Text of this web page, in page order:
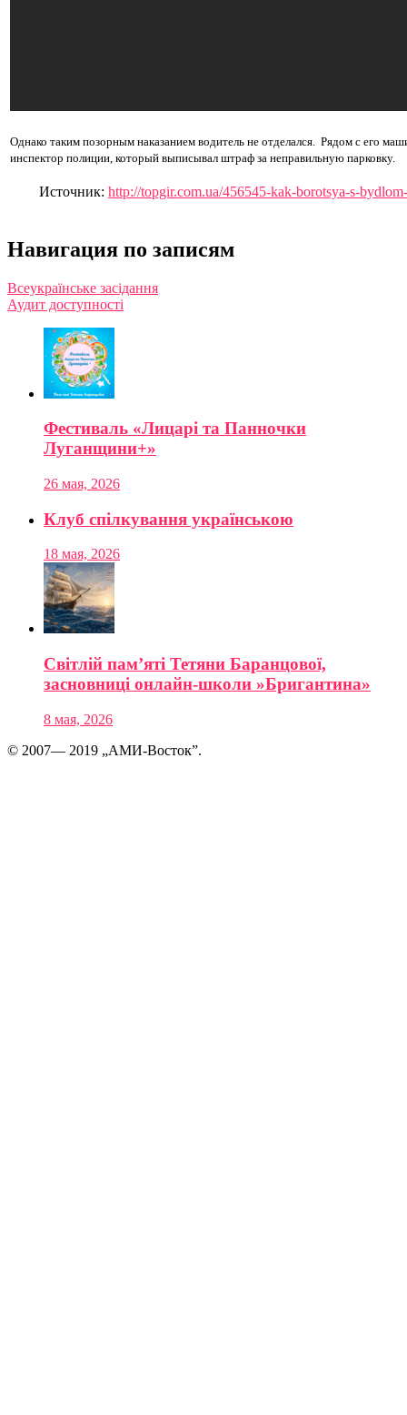
Однако таким позорным наказанием водитель не отделался. Рядом с его
инспектор полиции, который выписывал штраф за неправильную парковку.
Источник: http://topgir.com.ua/456545-kak-borotsya-s-
Навигация по записям
Всеукраїнське засідання
Аудит доступності
Фестиваль «Лицарі та Панночки
Луганщини+»
26 мая, 2026
Клуб спілкування українською
18 мая, 2026
Світлій пам’яті Тетяни Баранцової,
засновниці онлайн-школи »Бригантина»
8 мая, 2026
© 2007— 2019 „АМИ-Восток”.